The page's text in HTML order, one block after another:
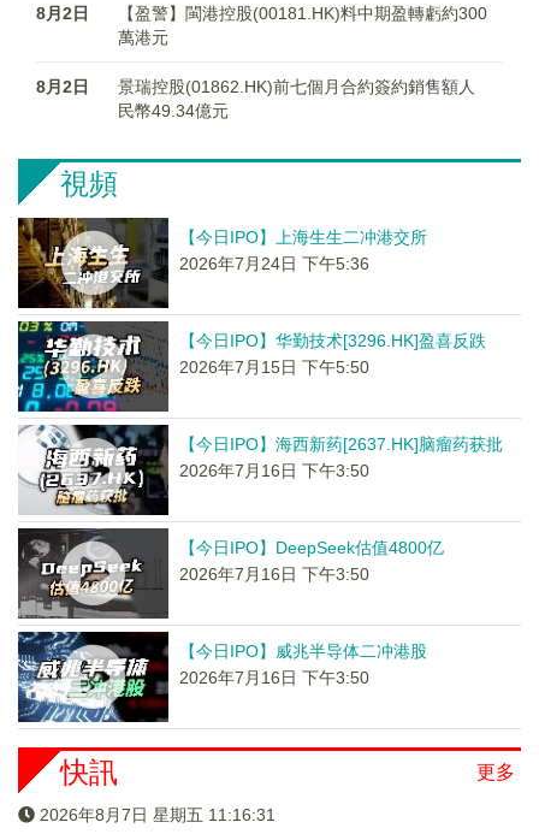
8月2日
【盈警】閩港控股(00181.HK)料中期盈轉虧約300
萬港元
8月2日
景瑞控股(01862.HK)前七個月合約簽約銷售額人
民幣49.34億元
視頻
【今日IPO】上海生生二冲港交所
2026年7月24日 下午5:36
【今日IPO】华勤技术[3296.HK]盈喜反跌
2026年7月15日 下午5:50
【今日IPO】海西新药[2637.HK]脑瘤药获批
2026年7月16日 下午3:50
【今日IPO】DeepSeek估值4800亿
2026年7月16日 下午3:50
【今日IPO】威兆半导体二冲港股
2026年7月16日 下午3:50
更多
快訊
2026年8月7日 星期五 11:16:31